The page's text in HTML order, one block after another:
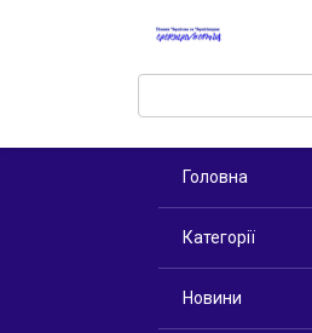
Поиск:
Головна
Категорії
Новини